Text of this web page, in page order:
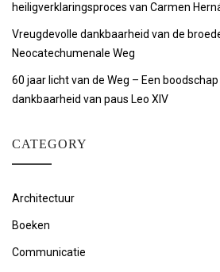
heiligverklaringsproces van Carmen
Vreugdevolle dankbaarheid van de
Neocatechumenale Weg
60 jaar licht van de Weg – Een
dankbaarheid van paus Leo XIV
CATEGORY
Architectuur
Boeken
Communicatie